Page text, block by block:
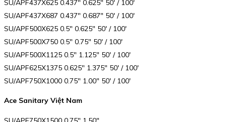
SU/APF437X625 0.437″ 0.625″ 50′ / 100′
SU/APF437X687 0.437″ 0.687″ 50′ / 100′
SU/APF500X625 0.5″ 0.625″ 50′ / 100′
SU/APF500X750 0.5″ 0.75″ 50′ / 100′
SU/APF500X1125 0.5″ 1.125″ 50′ / 100′
SU/APF625X1375 0.625″ 1.375″ 50′ / 100′
SU/APF750X1000 0.75″ 1.00″ 50′ / 100′
Ace Sanitary Việt Nam